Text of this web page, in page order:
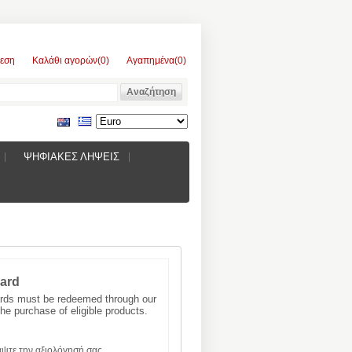
Καλάθι αγορών(0) Αγαπημένα(0)
ΨΗΦΙΑΚΕΣ ΛΗΨΕΙΣ
must be redeemed through our
purchase of eligible products.